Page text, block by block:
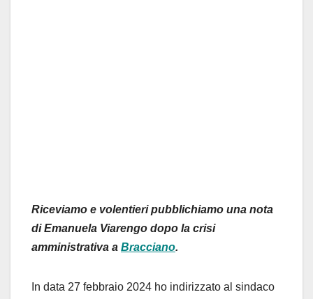
Riceviamo e volentieri pubblichiamo una nota
di Emanuela Viarengo dopo la crisi
amministrativa a Bracciano.
In data 27 febbraio 2024 ho indirizzato al sindaco